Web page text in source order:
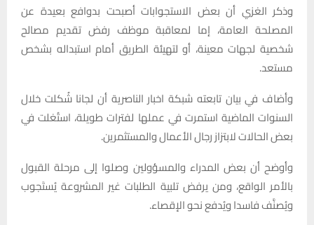
وذكر الغزي أن بعض الاستجوابات أصبحت بدوافع بعيدة عن
المصلحة العامة، إما لمعاقبة موظف رفض تقديم مصالح
شخصية لجهات معينة، أو لتهيئة الطريق أمام استبداله بشخص
مستعد.
وأضاف في بيان تابعته شبكة اخبار الناصرية أن لجانا شُكلت خلال
السنوات الماضية استمرت في عملها لفترات طويلة، استُغلت في
بعض الحالات لابتزاز رجال الأعمال والمستثمرين.
وأوضح أن بعض المدراء والمسؤولين وصلوا إلى مرحلة القبول
بالأمر الواقع، ومن يرفض تلبية الطلبات غير المشروعة يُستَجوب
ويُصنَّف فاسدا ويُدفع نحو الإقصاء.